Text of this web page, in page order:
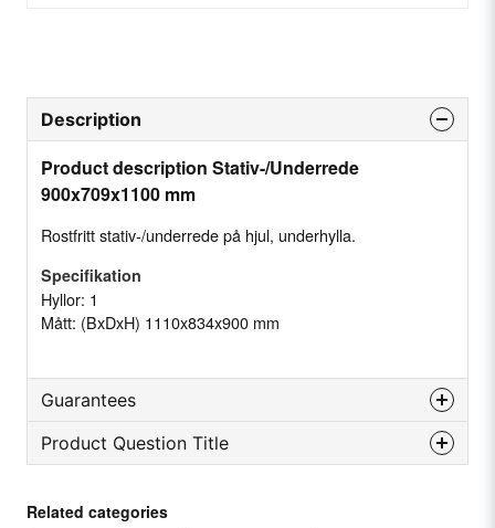
Description
Product description Stativ-/Underrede
900x709x1100 mm
Rostfritt stativ-/underrede på hjul, underhylla.
Specifikation
Hyllor: 1
Mått: (BxDxH) 1110x834x900 mm
Guarantees
Reservdelsgaranti
Product Question Title
Ask us something about this product...
Related categories